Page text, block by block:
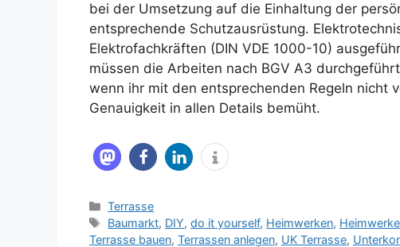
bei der Umsetzung auf die Einhaltung der
entsprechende Schutzausrüstung.
Elektrofachkräften (DIN VDE 1000-10)
müssen die Arbeiten nach BGV A3
wenn ihr mit den entsprechenden Regeln nicht
Genauigkeit in allen Details bemüht.
Kategorien
Terrasse
Schlagwörter
Baumarkt, DIY,do it yourself, Heimwerken,
Terrasse bauen, Terrassen anlegen, UK Terrasse,